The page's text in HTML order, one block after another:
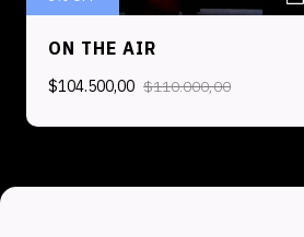
ON THE AIR
$104.500,00 $110.000,00